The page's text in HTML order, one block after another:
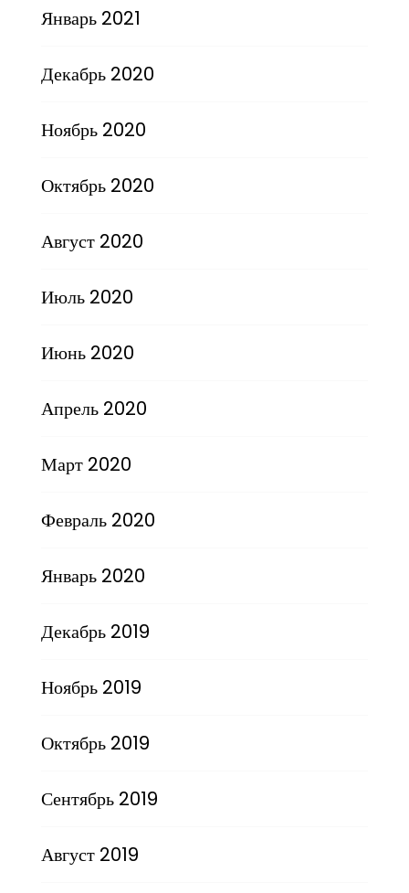
Январь 2021
Декабрь 2020
Ноябрь 2020
Октябрь 2020
Август 2020
Июль 2020
Июнь 2020
Апрель 2020
Март 2020
Февраль 2020
Январь 2020
Декабрь 2019
Ноябрь 2019
Октябрь 2019
Сентябрь 2019
Август 2019